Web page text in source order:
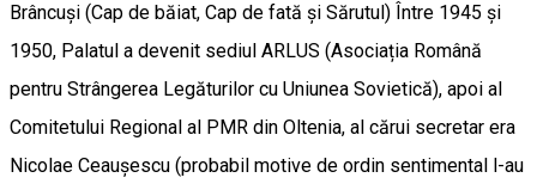
Brâncuși (Cap de băiat, Cap de fată și Sărutul) Între 1945 și
1950, Palatul a devenit sediul ARLUS (Asociația Română
pentru Strângerea Legăturilor cu Uniunea Sovietică), apoi al
Comitetului Regional al PMR din Oltenia, al cărui secretar era
Nicolae Ceaușescu (probabil motive de ordin sentimental l-au